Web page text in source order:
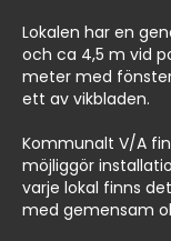
Lokalen har en
och ca 4,5 m vid
meter med
ett av vikbladen.
Kommunalt V/A
möjliggör
varje lokal finns
med gemensam